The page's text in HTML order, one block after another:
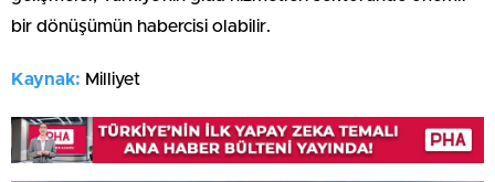
bir dönüşümün habercisi olabilir.
Kaynak: Milliyet